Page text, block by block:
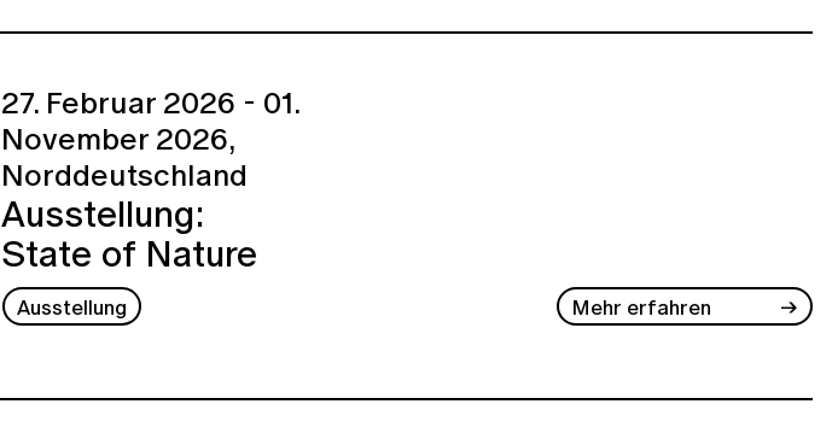
27. Februar 2026 - 01.
November 2026,
Norddeutschland
Ausstellung:
State of Nature
Ausstellung Mehr erfahren